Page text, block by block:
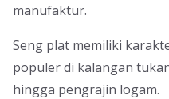
manufaktur.
Seng plat memiliki
populer di kalangan
hingga pengrajin logam.